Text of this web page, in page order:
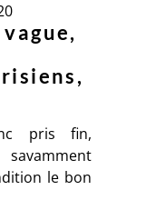
pris fin,
le bon